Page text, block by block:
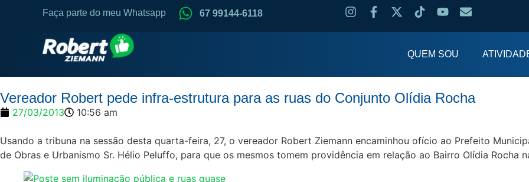
Faça parte do meu Whatsapp 67 99144-6118
QUEM SOU
Vereador Robert pede infra-estrutura para as ruas do Conjunto Olídia Rocha
27/03/2013 10:56 am
Usando a tribuna na sessão desta quarta-feira, 27, o vereador Robert Ziemann encaminhou ofício ao Prefeito
de Obras e Urbanismo Sr. Hélio Peluffo, para que os mesmos tomem providência em relação ao Bairro Olídia Rocha